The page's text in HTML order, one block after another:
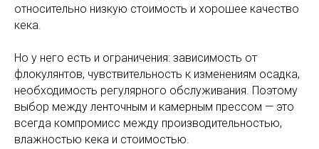
относительно низкую стоимость и хорошее качество
кека.
Но у него есть и ограничения: зависимость от
флокулянтов, чувствительность к изменениям осадка,
необходимость регулярного обслуживания. Поэтому
выбор между ленточным и камерным прессом — это
всегда компромисс между производительностью,
влажностью кека и стоимостью.